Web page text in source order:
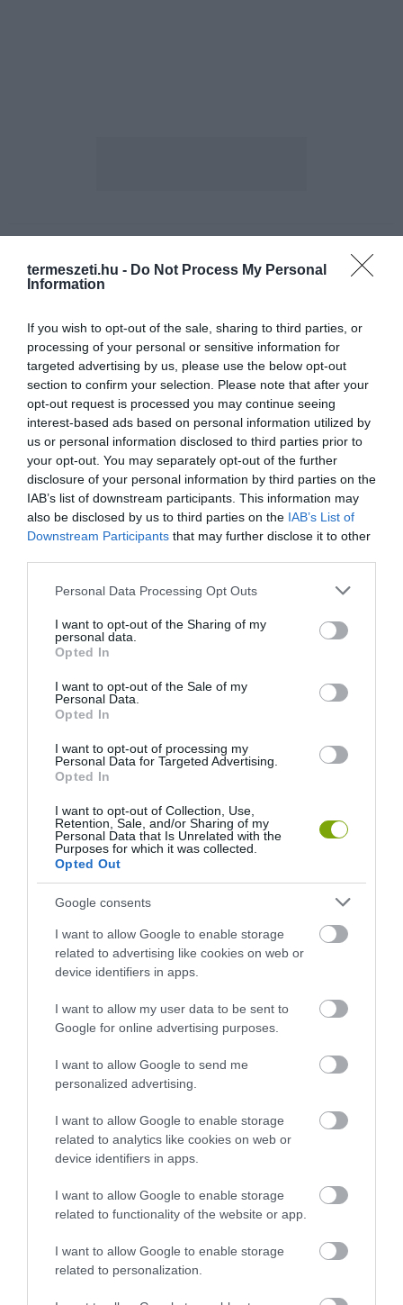
termeszeti.hu - Do Not Process My Personal
Information
If you wish to opt-out of the sale, sharing to third parties, or
processing of your personal or sensitive information for
targeted advertising by us, please use the below opt-out
section to confirm your selection. Please note that after your
opt-out request is processed you may continue seeing
interest-based ads based on personal information utilized by
us or personal information disclosed to third parties prior to
your opt-out. You may separately opt-out of the further
disclosure of your personal information by third parties on the
IAB’s list of downstream participants. This information may
also be disclosed by us to third parties on the IAB’s List of
Downstream Participants that may further disclose it to other
Please note that this website/app uses one or more Google
not limited to your visit or usage behaviour. You may click to
grant or deny consent to Google and its third-party tags to
use your data for below specified purposes in below Google
consent section.
Personal Data Processing Opt Outs
I want to opt-out of the Sharing of my
personal data.
Opted In
I want to opt-out of the Sale of my
Personal Data.
Opted In
I want to opt-out of processing my
Personal Data for Targeted Advertising.
Opted In
I want to opt-out of Collection, Use,
Retention, Sale, and/or Sharing of my
Personal Data that Is Unrelated with the
Purposes for which it was collected.
Opted Out
Google consents
I want to allow Google to enable storage
related to advertising like cookies on web or
device identifiers in apps.
I want to allow my user data to be sent to
Google for online advertising purposes.
I want to allow Google to send me
personalized advertising.
I want to allow Google to enable storage
related to analytics like cookies on web or
device identifiers in apps.
I want to allow Google to enable storage
related to functionality of the website or app.
I want to allow Google to enable storage
related to personalization.
SPRUCE CREEK: A TELEPÜLÉS, AHOL MINDEN LAKOSNAK
KÖVETKEZŐ CIKK
VÁLLFÁKBÓL ÉPÍTENEK FÉSZKET A VÁROSI VARJAK
HASONLÓ ÉRDEKESSÉGEK
KIRÁNDULÁS A
PANNONHALMI
ARBORÉTUMBA
2026-08-04
KIRÁNDULÁS PANNONHALMA
KÖRNYÉKÉN: TERMÉSZET,
2026-08-04
PANNONHALMI
GYÓGYNÖVÉNYKERTBE ÉS
PANNONHALMI FŐAPÁTSÁG
PINCÉSZETÉBE
KIRÁNDULÁS A RAVAZDI
NEM CSAK A FÖLD